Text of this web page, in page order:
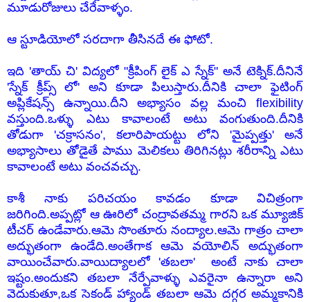
మూడురోజులు చేరేవాళ్ళం.
ఆ స్టూడియోలో సరదాగా తీసినదే ఈ ఫోటో.
ఇది 'తాయ్ చి' విద్యలో "క్రీపింగ్ లైక్ ఎ స్నేక్" అనే టెక్నిక్.దీనినే
'స్నేక్ క్రీప్స్ లో' అని కూడా పిలుస్తారు.దీనికి చాలా ఫైటింగ్
అప్లికేషన్స్ ఉన్నాయి.దీని అభ్యాసం వల్ల మంచి flexibility
వస్తుంది.ఒళ్ళు ఎటు కావాలంటే అటు వంగుతుంది.దీనికి
తోడుగా 'చక్రాసనం', కలారిపాయట్టు లోని 'మైప్పత్తు' అనే
అభ్యాసాలు తోడైతే పాము మెలికలు తిరిగినట్లు శరీరాన్ని ఎటు
కావాలంటే అటు వంచవచ్చు.
కాశీ నాకు పరిచయం కావడం కూడా విచిత్రంగా
జరిగింది.అప్పట్లో ఆ ఊరిలో చంద్రావతమ్మ గారని ఒక మ్యూజిక్
టీచర్ ఉండేవారు.ఆమె సొంతూరు నంద్యాల.ఆమె గాత్రం చాలా
అద్భుతంగా ఉండేది.అంతేగాక ఆమె వయోలిన్ అద్భుతంగా
వాయించేవారు.వాయిద్యాలలో 'తబలా' అంటే నాకు చాలా
ఇష్టం.అందుకని తబలా నేర్పేవాళ్ళు ఎవరైనా ఉన్నారా అని
వెదుకుతూ,ఒక సెకండ్ హ్యాండ్ తబలా ఆమె దగ్గర అమ్మకానికి